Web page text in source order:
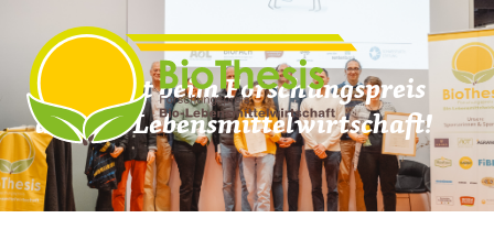
Inhalt
springenMach mit beim Forschungspreis
der Bio-Lebensmittelwirtschaft!